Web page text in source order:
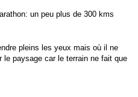
un peu plus de 300 kms
pleins les yeux mais où il ne
le paysage car le terrain ne fait que